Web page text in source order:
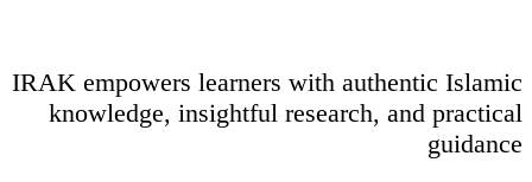
IRAK empowers learners with authentic Islamic
knowledge, insightful research, and practical
guidance